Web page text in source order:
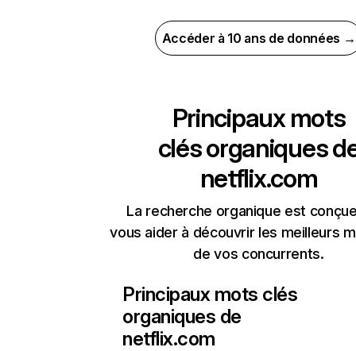
Accéder à 10 ans de données →
Principaux mots
clés organiques
netflix.com
La recherche organique est
vous aider à découvrir les meilleurs
de vos concurrents.
Principaux mots clés
organiques de
netflix.com